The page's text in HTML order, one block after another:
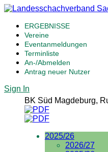
ERGEBNISSE
Vereine
Eventanmeldungen
Terminliste
An-/Abmelden
Antrag neuer Nutzer
Sign In
BK Süd Magdeburg,
2025/26
2026/27